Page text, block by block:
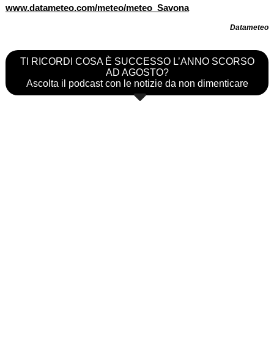
www.datameteo.com/meteo/meteo_Savona
Datameteo
TI RICORDI COSA È SUCCESSO L’ANNO SCORSO
AD AGOSTO?
Ascolta il podcast con le notizie da non dimenticare